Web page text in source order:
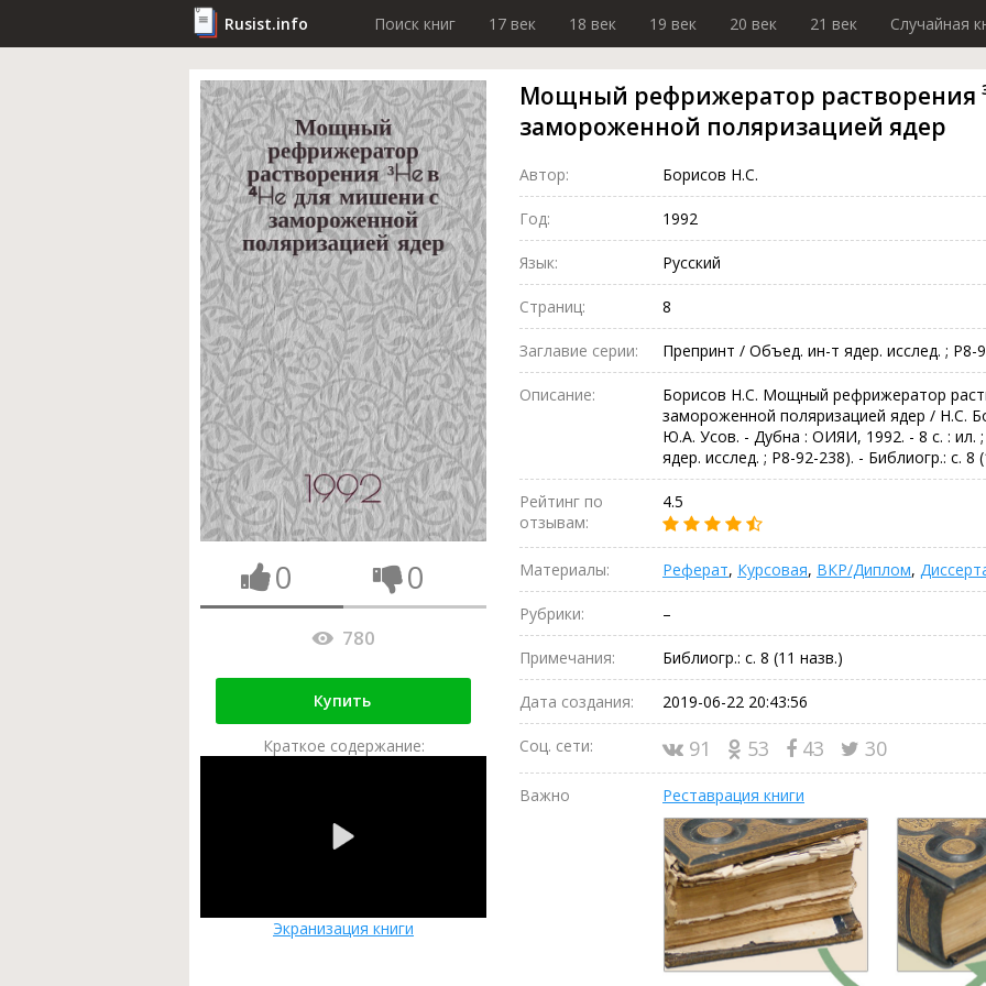
Rusist.info Поиск книг 17 век 18 век 19 век 20 век 21 век Случайная
0 0
780
Купить
Краткое содержание:
Экранизация книги
Мощный рефрижератор растворения
замороженной поляризацией ядер
Автор: Борисов Н.С.
Год: 1992
Язык: Русский
Страниц: 8
Заглавие серии: Препринт / Объед. ин-т ядер. исслед. ; Р8-
Описание:
Борисов Н.С. Мощный рефрижератор
замороженной поляризацией ядер / Н.С.
Ю.А. Усов. - Дубна : ОИЯИ, 1992. - 8 с. : ил.
ядер. исслед. ; Р8-92-238). - Библиогр.: с. 8
Рейтинг по
отзывам:
4.5
Материалы: Реферат, Курсовая, ВКР/Диплом,
Рубрики: –
Примечания: Библиогр.: с. 8 (11 назв.)
Дата создания: 2019-06-22 20:43:56
Соц. сети: 91 53 43 30
Важно Реставрация книги